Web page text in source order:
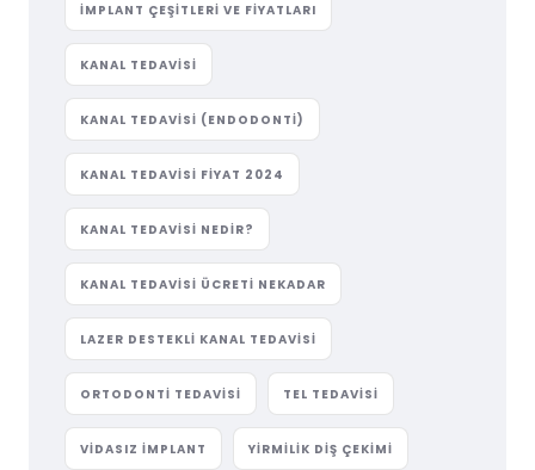
IMPLANT ÇEŞITLERI VE FIYATLARI
KANAL TEDAVISI
KANAL TEDAVISI (ENDODONTI)
KANAL TEDAVISI FIYAT 2024
KANAL TEDAVISI NEDIR?
KANAL TEDAVISI ÜCRETI NEKADAR
LAZER DESTEKLI KANAL TEDAVISI
ORTODONTI TEDAVISI TEL TEDAVISI
VIDASIZ IMPLANT YIRMILIK DIŞ ÇEKIMI